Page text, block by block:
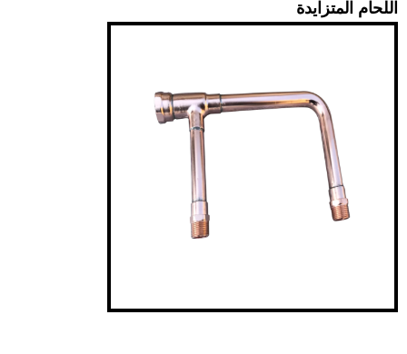
اللحام المتزايدة